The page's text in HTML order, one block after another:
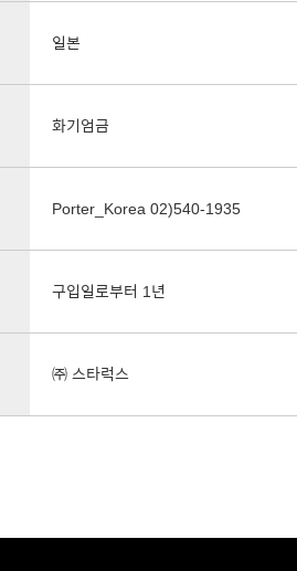
일본
화기엄금
Porter_Korea 02)540-1935
구입일로부터 1년
㈜ 스타럭스